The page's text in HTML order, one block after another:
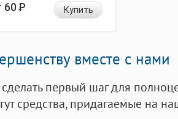
60Р Купить
вместе с нами
первый шаг для
средства, придагаемые на